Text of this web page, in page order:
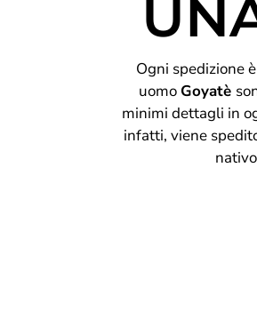
Ogni spedizione
uomo Goyatè
minimi dettagli in
infatti, viene